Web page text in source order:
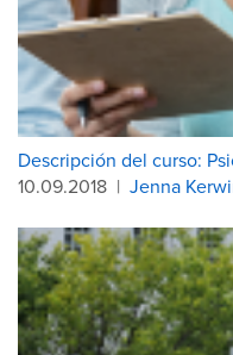
Descripción del curso:
10.09.2018 | Jenna